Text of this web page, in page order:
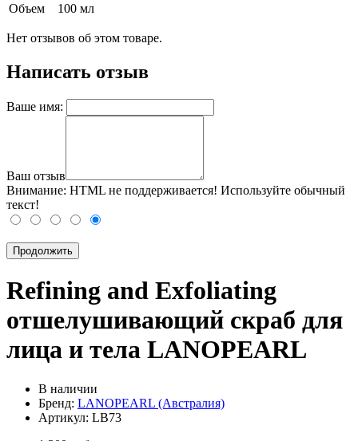
Объем
100 мл
Нет отзывов об этом товаре.
Написать отзыв
Ваше имя:
Ваш отзыв
Внимание: HTML не поддерживается! Используйте обычный
текст!
Продолжить
Refining and Exfoliating
отшелушивающий скраб для
лица и тела LANOPEARL
В наличии
Бренд: LANOPEARL (Австралия)
Артикул: LB73